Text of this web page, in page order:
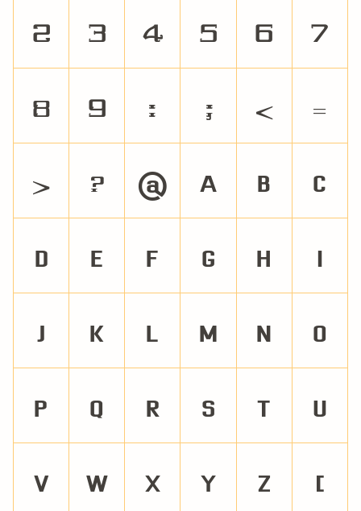
2
3 4 5 6
7
8
9 : ; <
=
>
? @ A B
C
D
E F G H
I
J
K L M N
O
P
Q R S T
U
V
W X Y Z
[